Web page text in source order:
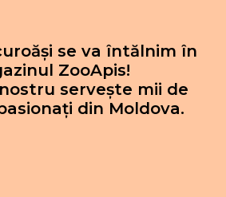
se va întălnim în
ZooApis!
servește mii de
din Moldova.